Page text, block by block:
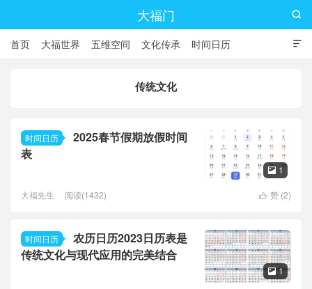
大福门

首页 大福世界 五维空间 文化传承 时间日历

传统文化
时间日历
2025春节假期放假时间
表
 1
 赞 (2)
大福先生 阅读(1432)
时间日历
农历日历2023日历表是
传统文化与现代应用的完美结合
 1